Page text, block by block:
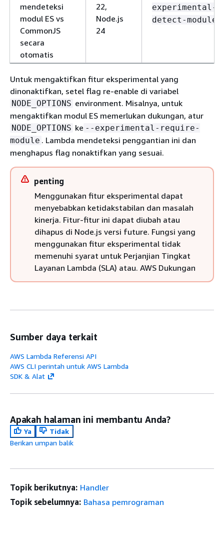
mendeteksi
modul ES vs
CommonJS
secara
otomatis
22,
Node.js
24
experimental-
detect-module
Untuk mengaktifkan fitur eksperimental yang
dinonaktifkan, setel flag re-enable di variabel
NODE_OPTIONS environment. Misalnya, untuk
mengaktifkan modul ES memerlukan dukungan, atur
NODE_OPTIONS ke --experimental-require-
module . Lambda mendeteksi penggantian ini dan
menghapus flag nonaktifkan yang sesuai.
penting
Menggunakan fitur eksperimental dapat
menyebabkan ketidakstabilan dan masalah
kinerja. Fitur-fitur ini dapat diubah atau
dihapus di Node.js versi future. Fungsi yang
menggunakan fitur eksperimental tidak
memenuhi syarat untuk Perjanjian Tingkat
Layanan Lambda (SLA) atau. AWS Dukungan
Sumber daya terkait
AWS Lambda Referensi API
AWS CLI perintah untuk AWS Lambda
SDK & Alat
Apakah halaman ini membantu Anda?
Ya
Tidak
Berikan umpan balik
Topik berikutnya: Handler
Topik sebelumnya: Bahasa pemrograman